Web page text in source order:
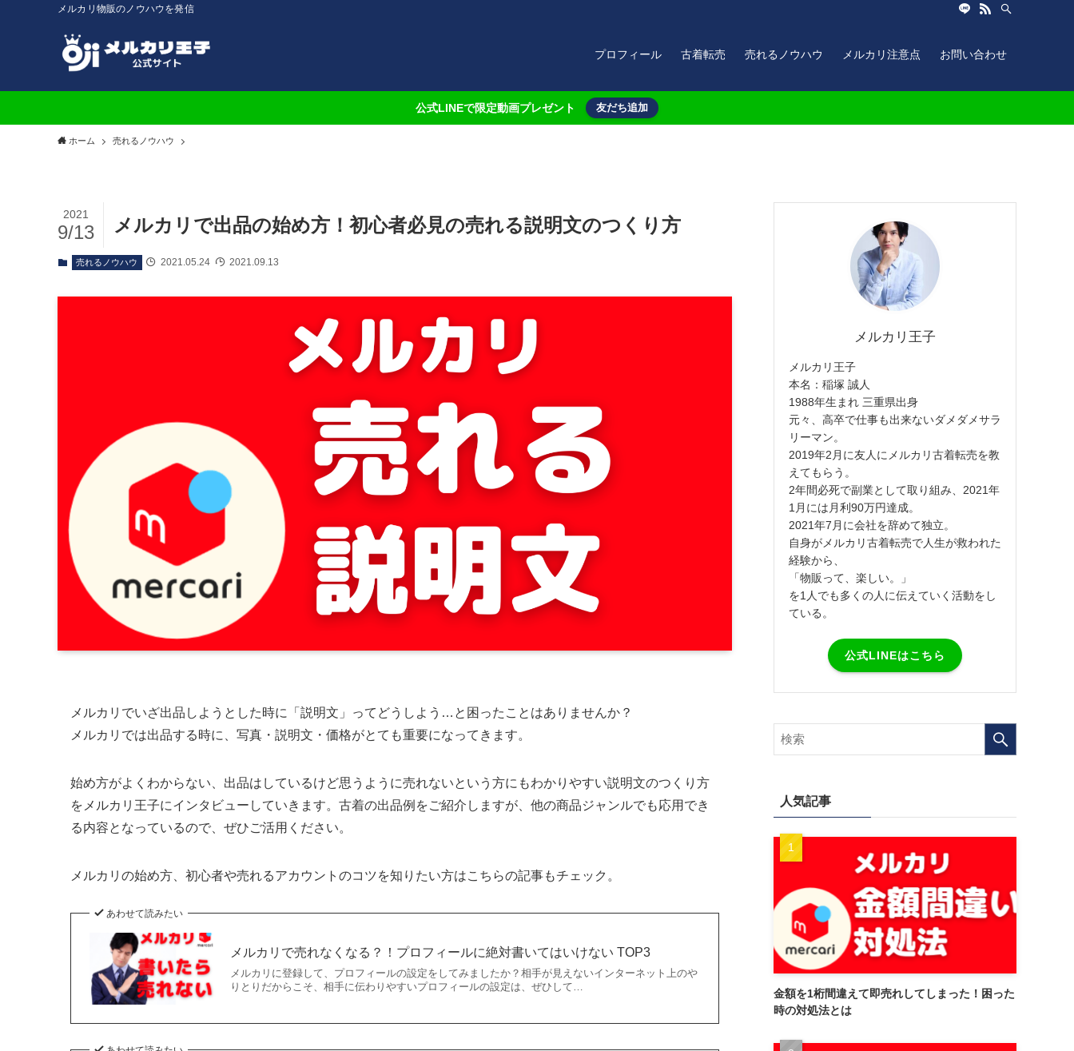
メルカリ物販のノウハウを発信
プロフィール 古着転売 売れるノウハウ メルカリ注意点 お問い合わせ
公式LINEで限定動画プレゼント 友だち追加
ホーム 売れるノウハウ
メルカリで出品の始め方！初心者必見の売れる説明文のつくり方
2021
9/13
売れるノウハウ 2021.05.24 2021.09.13
メルカリでいざ出品しようとした時に「説明文」ってどうしよう…と困ったことはありませんか？
メルカリでは出品する時に、写真・説明文・価格がとても重要になってきます。
始め方がよくわからない、出品はしているけど思うように売れないという方にもわかりやすい説明文のつくり方
をメルカリ王子にインタビューしていきます。古着の出品例をご紹介しますが、他の商品ジャンルでも応用でき
る内容となっているので、ぜひご活用ください。
メルカリの始め方、初心者や売れるアカウントのコツを知りたい方はこちらの記事もチェック。
あわせて読みたい
メルカリで売れなくなる？！プロフィールに絶対書いてはいけない TOP3
メルカリに登録して、プロフィールの設定をしてみましたか？相手が見えないインターネット上のや
りとりだからこそ、相手に伝わりやすいプロフィールの設定は、ぜひして…
メルカリ王子
メルカリ王子
本名：稲塚 誠人
1988年生まれ 三重県出身
元々、高卒で仕事も出来ないダメダメサラ
リーマン。
2019年2月に友人にメルカリ古着転売を教
えてもらう。
2年間必死で副業として取り組み、2021年
1月には月利90万円達成。
2021年7月に会社を辞めて独立。
自身がメルカリ古着転売で人生が救われた
経験から、
「物販って、楽しい。」
を1人でも多くの人に伝えていく活動をし
ている。
公式LINEはこちら
人気記事
金額を1桁間違えて即売れしてしまった！困った
時の対処法とは